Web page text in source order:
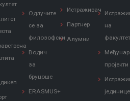
Одлучите
се за
филозофски
Водич
за
бруцоше
ERASMUS+
Истраживач
Партнер
Алумни
на
пројекти
јединице